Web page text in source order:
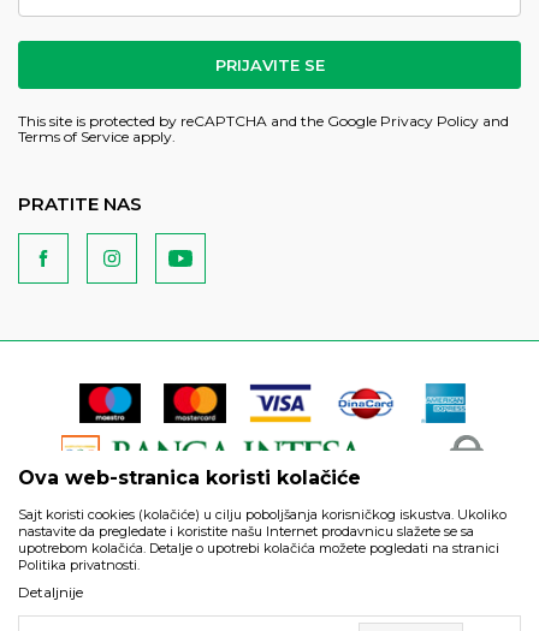
PRIJAVITE SE
This site is protected by reCAPTCHA and the Google Privacy Policy and
Terms of Service apply.
PRATITE NAS
artikli prikazani na sajtu su deo naše ponude i ne podrazumeva
da su dostupni u svakom trenutku.
Ova web-stranica koristi kolačiće
Sajt koristi cookies (kolačiće) u cilju poboljšanja korisničkog iskustva. Ukoliko
nastavite da pregledate i koristite našu Internet prodavnicu slažete se sa
upotrebom kolačića. Detalje o upotrebi kolačića možete pogledati na stranici
Politika privatnosti.
Detaljnije